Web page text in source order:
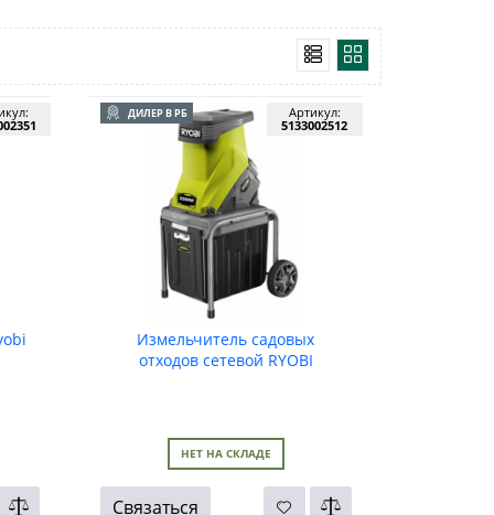
ДИЛЕР В РБ
Измельчитель садовых
отходов сетевой RYOBI
Артикул:
5133002512
НЕТ НА СКЛАДЕ
Связаться